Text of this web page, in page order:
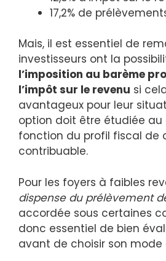
17,2% de
Mais, il est essentiel de
investisseurs ont la
l’imposition au barème
l’impôt sur le revenu si
avantageux pour leur
option doit être étudiée au
fonction du profil fiscal de
contribuable.
Pour les foyers à faibles
dispense du prélèvement
accordée sous certaines
donc essentiel de bien
avant de choisir son mode